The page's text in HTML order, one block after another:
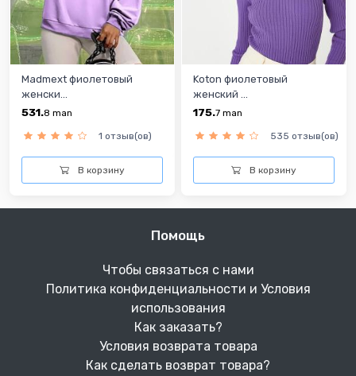
Madmext фиолетовый
женски...
531.8 man
1 отзыв(ов)
В корзину
Koton фиолетовый
женский ...
175.7 man
535 отзыв(ов)
В корзину
Помощь
Чтобы связаться с нами
Политика конфиденциальности и Условия
использования
Как заказать?
Условия возврата товара
Как сделать возврат товара?